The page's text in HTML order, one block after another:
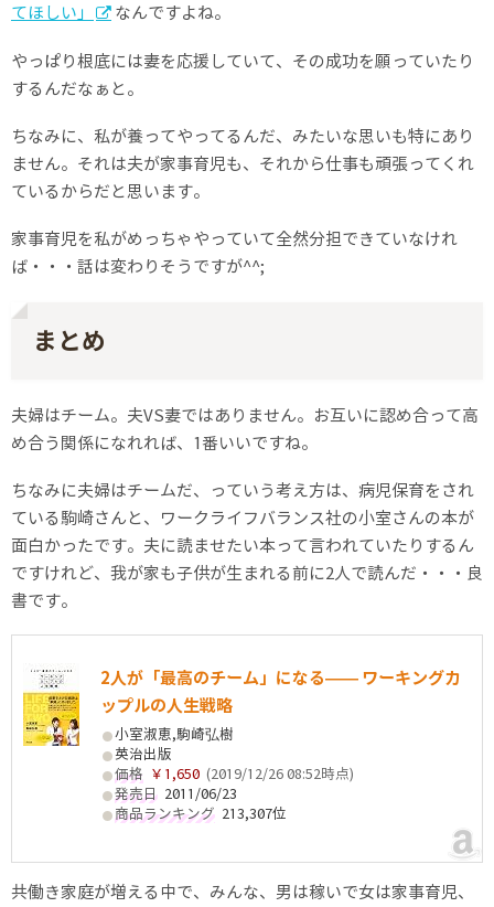
てほしい」
なんですよね。
やっぱり根底には妻を応援していて、その成功を願っていたり
するんだなぁと。
ちなみに、私が養ってやってるんだ、みたいな思いも特にあり
ません。それは夫が家事育児も、それから仕事も頑張ってくれ
ているからだと思います。
家事育児を私がめっちゃやっていて全然分担できていなけれ
ば・・・話は変わりそうですが^^;
まとめ
夫婦はチーム。夫VS妻ではありません。お互いに認め合って高
め合う関係になれれば、1番いいですね。
ちなみに夫婦はチームだ、っていう考え方は、病児保育をされ
ている駒崎さんと、ワークライフバランス社の小室さんの本が
面白かったです。夫に読ませたい本って言われていたりするん
ですけれど、我が家も子供が生まれる前に2人で読んだ・・・良
書です。
2人が「最高のチーム」になる―― ワーキングカ
ップルの人生戦略
小室淑恵,駒崎弘樹
英治出版
価格 ￥1,650 (2019/12/26 08:52時点)
発売日 2011/06/23
商品ランキング 213,307位
共働き家庭が増える中で、みんな、男は稼いで女は家事育児、